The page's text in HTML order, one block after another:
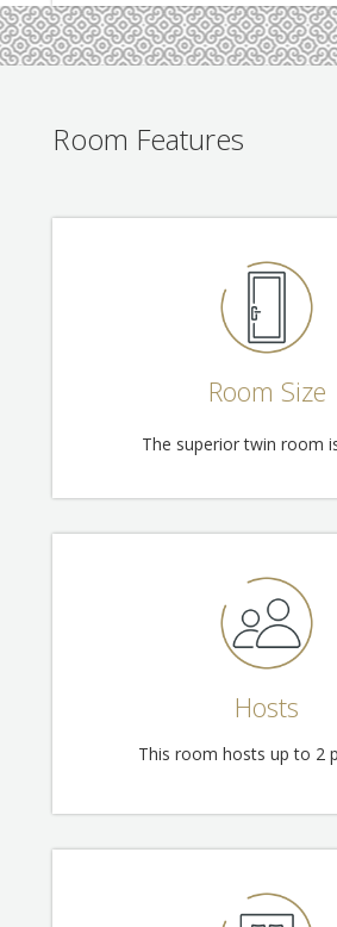
Room Features
Room Size
The superior twin room
Hosts
This room hosts up to 2